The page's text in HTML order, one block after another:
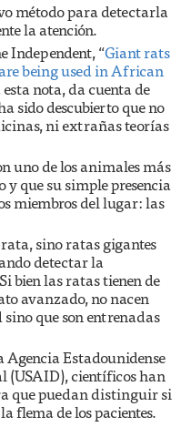
método para detectarla
la atención.
Independent, “Giant rats
being used in African
nota, da cuenta de
sido descubierto que no
ni extrañas teorías
uno de los animales más
que su simple presencia
miembros del lugar: las
sino ratas gigantes
detectar la
bien las ratas tienen de
avanzado, no nacen
que son entrenadas
Estadounidense
(USAID), científicos han
que puedan distinguir si
flema de los pacientes.